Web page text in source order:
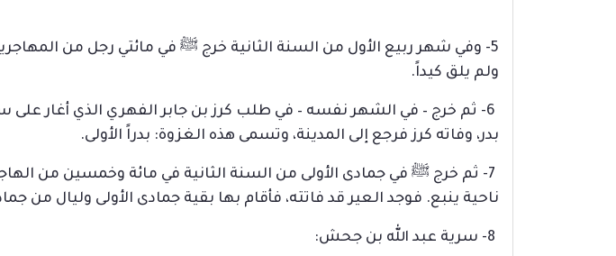
5- وفي شهر ربيع الأول من السنة الثانية خرج ﷺ في مائتي رجل من
ولم يلق كيداً.
بدر، وفاته كرز فرجع إلى المدينة، وتسمى هذه الغزوة: بدراً الأولى.
ناحية ينبع. فوجد العير قد فاتته، فأقام بها بقية جمادى الأولى وليال من